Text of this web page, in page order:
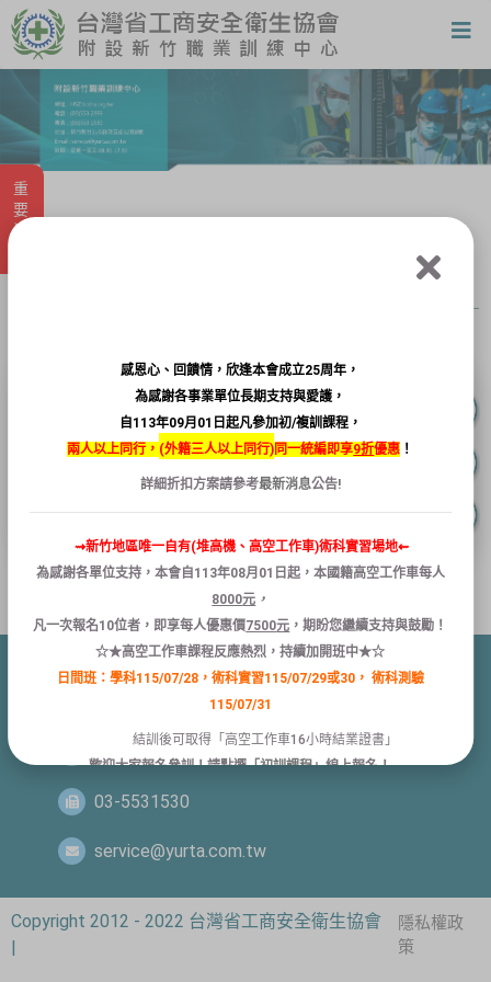
重要消息
已過報名期限，無法報名
新竹縣竹北市縣政五街32巷8號1樓
03-5532399、 03-5531597
03-5531530
service@yurta.com.tw
Copyright 2012 - 2022 台灣省工商安全衛生協會
隱私權政
策
感恩心、回饋情，欣逢本會成立25周年，
為感謝各事業單位長期支持與愛護，
自113年09月01日起凡參加初/複訓課程，
兩人以上同行， (外籍三人以上同行) 同一統編即享9折優惠 ！
詳細折扣方案請參考最新消息公告!
⇝新竹地區唯一自有(堆高機、高空工作車)術科實習場地⇜
為感謝各單位支持，本會自 113年08月 01 日起 ，本國籍高空工作車每人
8000元 ，
凡一次報名10位者 ， 即享每人優惠價7500元 ，期盼您繼續支持與鼓勵！
☆★高空工作車課程反應熱烈，持續加開班中★☆
日間班：學科115/07/28，術科實習115/07/29或30，術科測驗
115/07/31
結訓後可取得「高空工作車16小時結業證書」
歡迎大家報名參訓！請點選「初訓課程」線上報名！
關閉